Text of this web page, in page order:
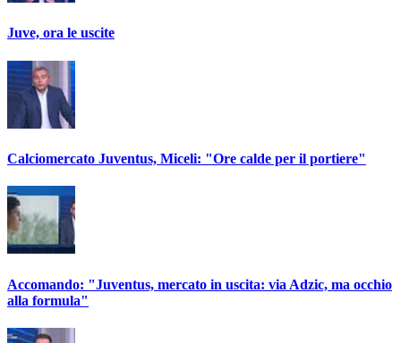
Juve, ora le uscite
Calciomercato Juventus, Miceli: "Ore calde per il portiere"
Accomando: "Juventus, mercato in uscita: via Adzic, ma occhio
alla formula"